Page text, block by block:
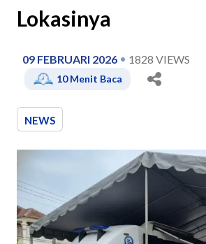
Lokasinya
09 FEBRUARI 2026 1828 VIEWS
10Menit Baca
NEWS